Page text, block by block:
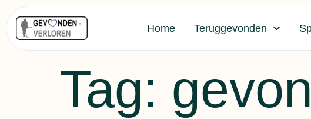
Home Teruggevonden
Tag: